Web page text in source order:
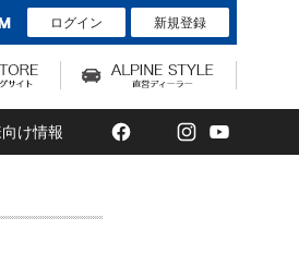
ログイン 新規登録
け情報 Facebook
TwitterInstagram